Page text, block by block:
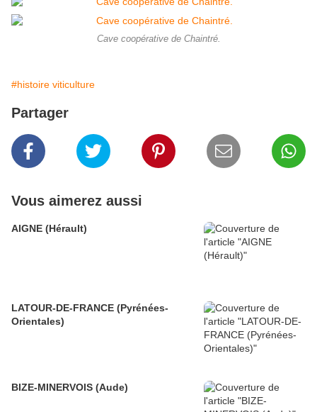
Cave coopérative de Chaintré.
#histoire viticulture
Partager
Vous aimerez aussi
AIGNE (Hérault)
LATOUR-DE-FRANCE (Pyrénées-
Orientales)
BIZE-MINERVOIS (Aude)